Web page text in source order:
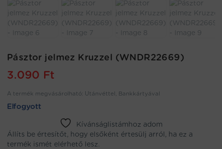
Pásztor jelmez Kruzzel (WNDR22669)
3.090 Ft
A termék megvásárolható: Utánvéttel, Bankkártyával
Elfogyott
Kívánságlistámhoz adom
Állíts be értesítőt, hogy elsőként értesülj arról, ha ez a
termék ismét elérhető lesz.